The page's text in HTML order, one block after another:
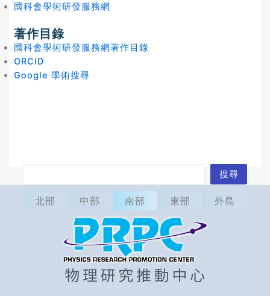
國科會學術研發服務網
著作目錄
國科會學術研發服務網著作目錄
ORCID
Google 學術搜尋
搜尋
北部 中部 南部 東部 外島